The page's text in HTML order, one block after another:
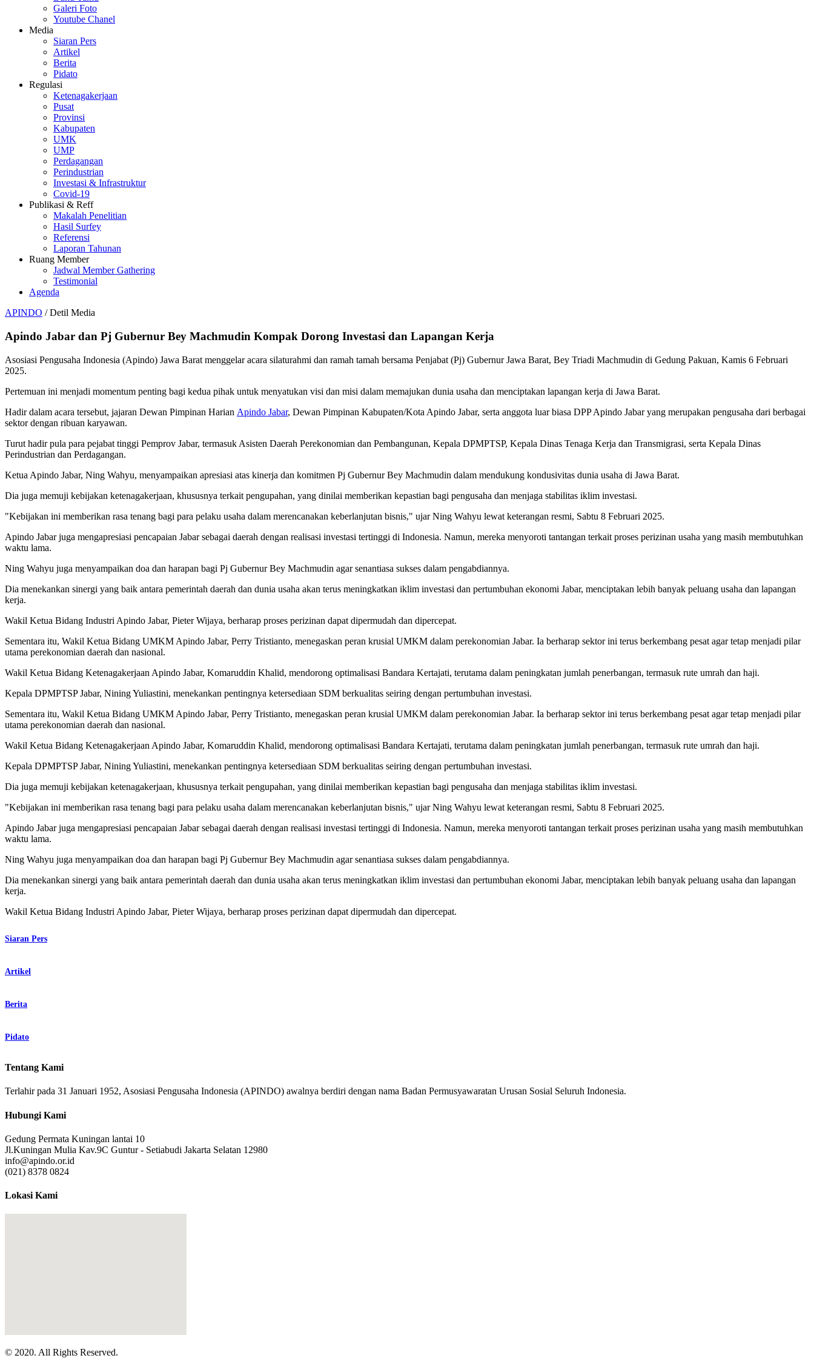
Galeri Foto
Youtube Chanel
Media
Siaran Pers
Artikel
Berita
Pidato
Regulasi
Ketenagakerjaan
Pusat
Provinsi
Kabupaten
UMK
UMP
Perdagangan
Perindustrian
Investasi & Infrastruktur
Covid-19
Publikasi & Reff
Makalah Penelitian
Hasil Surfey
Referensi
Laporan Tahunan
Ruang Member
Jadwal Member Gathering
Testimonial
Agenda
APINDO / Detil Media
Apindo Jabar dan Pj Gubernur Bey Machmudin Kompak Dorong Investasi dan Lapangan Kerja
Asosiasi Pengusaha Indonesia (Apindo) Jawa Barat menggelar acara silaturahmi dan ramah tamah bersama Penjabat (Pj) Gubernur Jawa Barat, Bey Triadi Machmudin di Gedung Pakuan, Kamis 6 Februari
2025.
Pertemuan ini menjadi momentum penting bagi kedua pihak untuk menyatukan visi dan misi dalam memajukan dunia usaha dan menciptakan lapangan kerja di Jawa Barat.
Hadir dalam acara tersebut, jajaran Dewan Pimpinan Harian Apindo Jabar, Dewan Pimpinan Kabupaten/Kota Apindo Jabar, serta anggota luar biasa DPP Apindo Jabar yang merupakan pengusaha dari berbagai
sektor dengan ribuan karyawan.
Turut hadir pula para pejabat tinggi Pemprov Jabar, termasuk Asisten Daerah Perekonomian dan Pembangunan, Kepala DPMPTSP, Kepala Dinas Tenaga Kerja dan Transmigrasi, serta Kepala Dinas
Perindustrian dan Perdagangan.
Ketua Apindo Jabar, Ning Wahyu, menyampaikan apresiasi atas kinerja dan komitmen Pj Gubernur Bey Machmudin dalam mendukung kondusivitas dunia usaha di Jawa Barat.
Dia juga memuji kebijakan ketenagakerjaan, khususnya terkait pengupahan, yang dinilai memberikan kepastian bagi pengusaha dan menjaga stabilitas iklim investasi.
"Kebijakan ini memberikan rasa tenang bagi para pelaku usaha dalam merencanakan keberlanjutan bisnis," ujar Ning Wahyu lewat keterangan resmi, Sabtu 8 Februari 2025.
Apindo Jabar juga mengapresiasi pencapaian Jabar sebagai daerah dengan realisasi investasi tertinggi di Indonesia. Namun, mereka menyoroti tantangan terkait proses perizinan usaha yang masih membutuhkan
waktu lama.
Ning Wahyu juga menyampaikan doa dan harapan bagi Pj Gubernur Bey Machmudin agar senantiasa sukses dalam pengabdiannya.
Dia menekankan sinergi yang baik antara pemerintah daerah dan dunia usaha akan terus meningkatkan iklim investasi dan pertumbuhan ekonomi Jabar, menciptakan lebih banyak peluang usaha dan lapangan
kerja.
Wakil Ketua Bidang Industri Apindo Jabar, Pieter Wijaya, berharap proses perizinan dapat dipermudah dan dipercepat.
Sementara itu, Wakil Ketua Bidang UMKM Apindo Jabar, Perry Tristianto, menegaskan peran krusial UMKM dalam perekonomian Jabar. Ia berharap sektor ini terus berkembang pesat agar tetap menjadi pilar
utama perekonomian daerah dan nasional.
Wakil Ketua Bidang Ketenagakerjaan Apindo Jabar, Komaruddin Khalid, mendorong optimalisasi Bandara Kertajati, terutama dalam peningkatan jumlah penerbangan, termasuk rute umrah dan haji.
Kepala DPMPTSP Jabar, Nining Yuliastini, menekankan pentingnya ketersediaan SDM berkualitas seiring dengan pertumbuhan investasi.
Sementara itu, Wakil Ketua Bidang UMKM Apindo Jabar, Perry Tristianto, menegaskan peran krusial UMKM dalam perekonomian Jabar. Ia berharap sektor ini terus berkembang pesat agar tetap menjadi pilar
utama perekonomian daerah dan nasional.
Wakil Ketua Bidang Ketenagakerjaan Apindo Jabar, Komaruddin Khalid, mendorong optimalisasi Bandara Kertajati, terutama dalam peningkatan jumlah penerbangan, termasuk rute umrah dan haji.
Kepala DPMPTSP Jabar, Nining Yuliastini, menekankan pentingnya ketersediaan SDM berkualitas seiring dengan pertumbuhan investasi.
Dia juga memuji kebijakan ketenagakerjaan, khususnya terkait pengupahan, yang dinilai memberikan kepastian bagi pengusaha dan menjaga stabilitas iklim investasi.
"Kebijakan ini memberikan rasa tenang bagi para pelaku usaha dalam merencanakan keberlanjutan bisnis," ujar Ning Wahyu lewat keterangan resmi, Sabtu 8 Februari 2025.
Apindo Jabar juga mengapresiasi pencapaian Jabar sebagai daerah dengan realisasi investasi tertinggi di Indonesia. Namun, mereka menyoroti tantangan terkait proses perizinan usaha yang masih membutuhkan
waktu lama.
Ning Wahyu juga menyampaikan doa dan harapan bagi Pj Gubernur Bey Machmudin agar senantiasa sukses dalam pengabdiannya.
Dia menekankan sinergi yang baik antara pemerintah daerah dan dunia usaha akan terus meningkatkan iklim investasi dan pertumbuhan ekonomi Jabar, menciptakan lebih banyak peluang usaha dan lapangan
kerja.
Wakil Ketua Bidang Industri Apindo Jabar, Pieter Wijaya, berharap proses perizinan dapat dipermudah dan dipercepat.
Siaran Pers
Artikel
Berita
Pidato
Tentang Kami
Terlahir pada 31 Januari 1952, Asosiasi Pengusaha Indonesia (APINDO) awalnya berdiri dengan nama Badan Permusyawaratan Urusan Sosial Seluruh Indonesia.
Hubungi Kami
Gedung Permata Kuningan lantai 10
Jl.Kuningan Mulia Kav.9C Guntur - Setiabudi Jakarta Selatan 12980
info@apindo.or.id
(021) 8378 0824
Lokasi Kami
© 2020. All Rights Reserved.